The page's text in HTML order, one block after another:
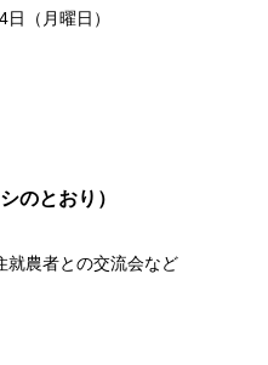
（月曜日）
のとおり）
就農者との交流会など